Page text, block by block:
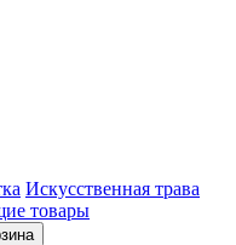
Искусственная трава
товары